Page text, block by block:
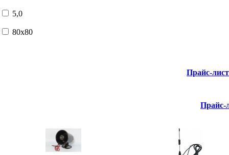
5,0
80x80
Прайс-
Прайс-